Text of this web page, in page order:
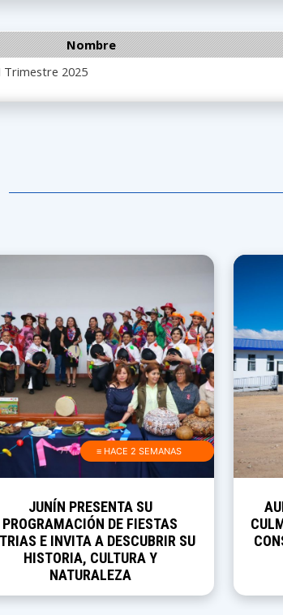
Nombre
Trimestre 2025
≡ HACE 2 SEMANAS
JUNÍN PRESENTA SU
PROGRAMACIÓN DE FIESTAS
E INVITA A DESCUBRIR SU
HISTORIA, CULTURA Y
NATURALEZA